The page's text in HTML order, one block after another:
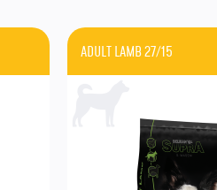
ADULT LAMB 27/15